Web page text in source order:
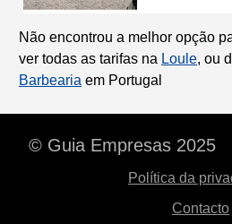
Não encontrou a melhor opção
ver todas as tarifas na Loule, ou
Barbearia em Portugal
© Guia Empresas 2025
Política da
Contacto